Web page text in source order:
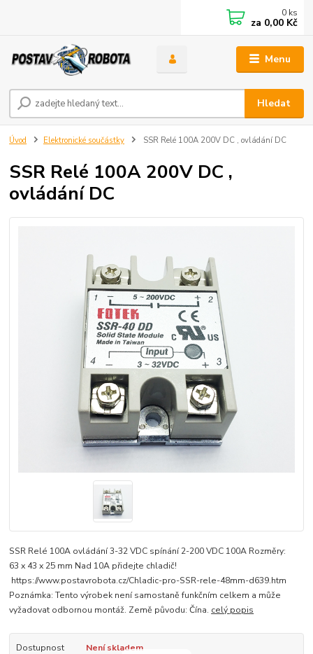
Menu
Hledat
0 ks
za 0,00 Kč
Úvod Elektronické součástky SSR Relé 100A 200V DC , ovládání DC
SSR Relé 100A 200V DC ,
ovládání DC
SSR Relé 100A ovládání 3-32 VDC spínání 2-200 VDC 100A Rozměry:
63 x 43 x 25 mm Nad 10A přidejte chladič!
https://www.postavrobota.cz/Chladic-pro-SSR-rele-48mm-d639.htm
Poznámka: Tento výrobek není samostaně funkčním celkem a může
vyžadovat odbornou montáž. Země původu: Čína. celý popis
Dostupnost Není skladem